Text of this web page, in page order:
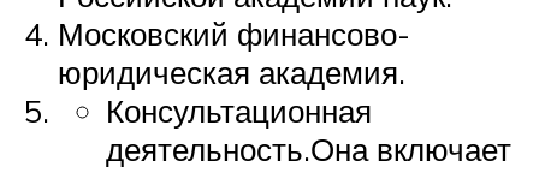
Московский финансово-
юридическая академия.
Консультационная
деятельность.Она включает